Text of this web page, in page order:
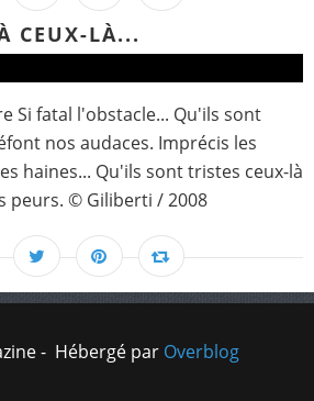
CEUX-LÀ...
Si fatal l'obstacle... Qu'ils sont
nos audaces. Imprécis les
haines... Qu'ils sont tristes ceux-là
peurs. © Giliberti / 2008
- Hébergé par Overblog